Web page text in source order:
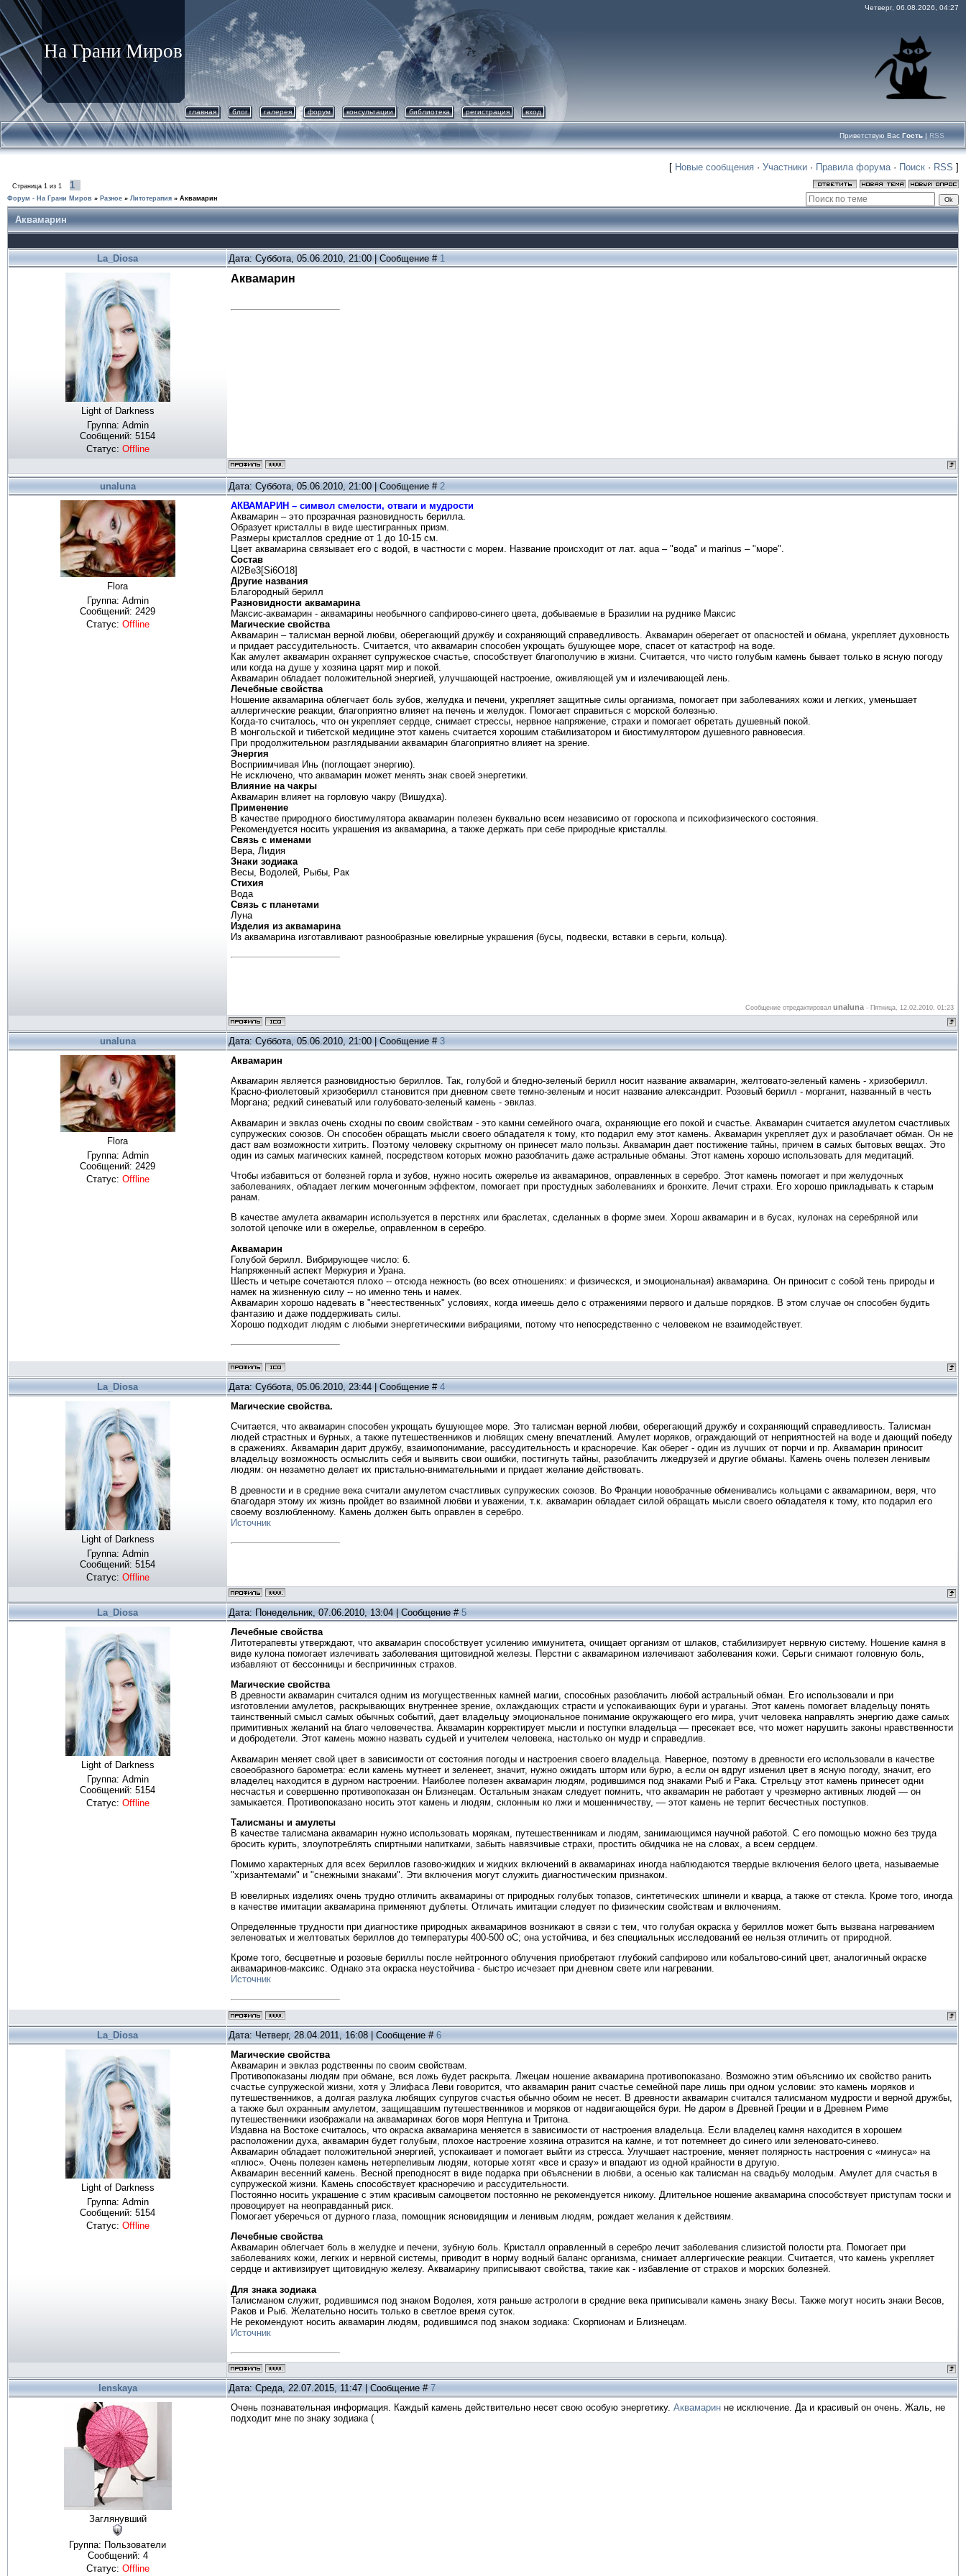
На Грани Миров
Четверг, 06.08.2026, 04:27
главная блог галерея форум консультации библиотека регистрация вход
Приветствую Вас Гость | RSS
[ Новые сообщения · Участники · Правила форума· Поиск · RSS ]
Страница 1 из 1 1
Форум - На Грани Миров » Разное » Литотерапия » Аквамарин
Аквамарин
La_Diosa Дата: Суббота, 05.06.2010, 21:00 | Сообщение # 1
Light of Darkness
Группа: Admin
Сообщений: 5154
Статус: Offline
Аквамарин
unaluna Дата: Суббота, 05.06.2010, 21:00 | Сообщение # 2
Flora
Группа: Admin
Сообщений: 2429
Статус: Offline
АКВАМАРИН – символ смелости, отваги и мудрости
Аквамарин – это прозрачная разновидность берилла.
Образует кристаллы в виде шестигранных призм.
Размеры кристаллов средние от 1 до 10-15 см.
Цвет аквамарина связывает его с водой, в частности с морем. Название происходит от лат. aqua – "вода" и marinus – "море".
Состав
Al2Be3[Si6O18]
Другие названия
Благородный берилл
Разновидности аквамарина
Максис-аквамарин - аквамарины необычного сапфирово-синего цвета, добываемые в Бразилии на руднике Максис
Магические свойства
Аквамарин – талисман верной любви, оберегающий дружбу и сохраняющий справедливость. Аквамарин оберегает от опасностей и обмана, укрепляет духовность
и придает рассудительность. Считается, что аквамарин способен укрощать бушующее море, спасет от катастроф на воде.
Как амулет аквамарин охраняет супружеское счастье, способствует благополучию в жизни. Считается, что чисто голубым камень бывает только в ясную погоду
или когда на душе у хозяина царят мир и покой.
Аквамарин обладает положительной энергией, улучшающей настроение, оживляющей ум и излечивающей лень.
Лечебные свойства
Ношение аквамарина облегчает боль зубов, желудка и печени, укрепляет защитные силы организма, помогает при заболеваниях кожи и легких, уменьшает
аллергические реакции, благоприятно влияет на печень и желудок. Помогает справиться с морской болезнью.
Когда-то считалось, что он укрепляет сердце, снимает стрессы, нервное напряжение, страхи и помогает обретать душевный покой.
В монгольской и тибетской медицине этот камень считается хорошим стабилизатором и биостимулятором душевного равновесия.
При продолжительном разглядывании аквамарин благоприятно влияет на зрение.
Энергия
Восприимчивая Инь (поглощает энергию).
Не исключено, что аквамарин может менять знак своей энергетики.
Влияние на чакры
Аквамарин влияет на горловую чакру (Вишудха).
Применение
В качестве природного биостимулятора аквамарин полезен буквально всем независимо от гороскопа и психофизического состояния.
Рекомендуется носить украшения из аквамарина, а также держать при себе природные кристаллы.
Связь с именами
Вера, Лидия
Знаки зодиака
Весы, Водолей, Рыбы, Рак
Стихия
Вода
Связь с планетами
Луна
Изделия из аквамарина
Из аквамарина изготавливают разнообразные ювелирные украшения (бусы, подвески, вставки в серьги, кольца).
Сообщение отредактировал unaluna - Пятница, 12.02.2010, 01:23
unaluna Дата: Суббота, 05.06.2010, 21:00 | Сообщение # 3
Flora
Группа: Admin
Сообщений: 2429
Статус: Offline
Аквамарин
Аквамарин является разновидностью бериллов. Так, голубой и бледно-зеленый берилл носит название аквамарин, желтовато-зеленый камень - хризоберилл.
Красно-фиолетовый хризоберилл становится при дневном свете темно-зеленым и носит название александрит. Розовый берилл - морганит, названный в честь
Моргана; редкий синеватый или голубовато-зеленый камень - эвклаз.
Аквамарин и эвклаз очень сходны по своим свойствам - это камни семейного очага, охраняющие его покой и счастье. Аквамарин считается амулетом счастливых
супружеских союзов. Он способен обращать мысли своего обладателя к тому, кто подарил ему этот камень. Аквамарин укрепляет дух и разоблачает обман. Он не
даст вам возможности хитрить. Поэтому человеку скрытному он принесет мало пользы. Аквамарин дает постижение тайны, причем в самых бытовых вещах. Это
один из самых магических камней, посредством которых можно разоблачить даже астральные обманы. Этот камень хорошо использовать для медитаций.
Чтобы избавиться от болезней горла и зубов, нужно носить ожерелье из аквамаринов, оправленных в серебро. Этот камень помогает и при желудочных
заболеваниях, обладает легким мочегонным эффектом, помогает при простудных заболеваниях и бронхите. Лечит страхи. Его хорошо прикладывать к старым
ранам.
В качестве амулета аквамарин используется в перстнях или браслетах, сделанных в форме змеи. Хорош аквамарин и в бусах, кулонах на серебряной или
золотой цепочке или в ожерелье, оправленном в серебро.
Аквамарин
Голубой берилл. Вибрирующее число: 6.
Напряженный аспект Меркурия и Урана.
Шесть и четыре сочетаются плохо -- отсюда нежность (во всех отношениях: и физическся, и эмоциональная) аквамарина. Он приносит с собой тень природы и
намек на жизненную силу -- но именно тень и намек.
Аквамарин хорошо надевать в "неестественных" условиях, когда имеешь дело с отражениями первого и дальше порядков. В этом случае он способен будить
фантазию и даже поддерживать силы.
Хорошо подходит людям с любыми энергетическими вибрациями, потому что непосредственно с человеком не взаимодействует.
La_Diosa Дата: Суббота, 05.06.2010, 23:44 | Сообщение # 4
Light of Darkness
Группа: Admin
Сообщений: 5154
Статус: Offline
Магические свойства.
Считается, что аквамарин способен укрощать бушующее море. Это талисман верной любви, оберегающий дружбу и сохраняющий справедливость. Талисман
людей страстных и бурных, а также путешественников и любящих смену впечатлений. Амулет моряков, ограждающий от неприятностей на воде и дающий победу
в сражениях. Аквамарин дарит дружбу, взаимопонимание, рассудительность и красноречие. Как оберег - один из лучших от порчи и пр. Аквамарин приносит
владельцу возможность осмыслить себя и выявить свои ошибки, постигнуть тайны, разоблачить лжедрузей и другие обманы. Камень очень полезен ленивым
людям: он незаметно делает их пристально-внимательными и придает желание действовать.
В древности и в средние века считали амулетом счастливых супружеских союзов. Во Франции новобрачные обменивались кольцами с аквамарином, веря, что
благодаря этому их жизнь пройдет во взаимной любви и уважении, т.к. аквамарин обладает силой обращать мысли своего обладателя к тому, кто подарил его
своему возлюбленному. Камень должен быть оправлен в серебро.
Источник
La_Diosa Дата: Понедельник, 07.06.2010, 13:04 | Сообщение # 5
Light of Darkness
Группа: Admin
Сообщений: 5154
Статус: Offline
Лечебные свойства
Литотерапевты утверждают, что аквамарин способствует усилению иммунитета, очищает организм от шлаков, стабилизирует нервную систему. Ношение камня в
виде кулона помогает излечивать заболевания щитовидной железы. Перстни с аквамарином излечивают заболевания кожи. Серьги снимают головную боль,
избавляют от бессонницы и беспричинных страхов.
Магические свойства
В древности аквамарин считался одним из могущественных камней магии, способных разоблачить любой астральный обман. Его использовали и при
изготовлении амулетов, раскрывающих внутреннее зрение, охлаждающих страсти и успокаивающих бури и ураганы. Этот камень помогает владельцу понять
таинственный смысл самых обычных событий, дает владельцу эмоциональное понимание окружающего его мира, учит человека направлять энергию даже самых
примитивных желаний на благо человечества. Аквамарин корректирует мысли и поступки владельца — пресекает все, что может нарушить законы нравственности
и добродетели. Этот камень можно назвать судьей и учителем человека, настолько он мудр и справедлив.
Аквамарин меняет свой цвет в зависимости от состояния погоды и настроения своего владельца. Наверное, поэтому в древности его использовали в качестве
своеобразного барометра: если камень мутнеет и зеленеет, значит, нужно ожидать шторм или бурю, а если он вдруг изменил цвет в ясную погоду, значит, его
владелец находится в дурном настроении. Наиболее полезен аквамарин людям, родившимся под знаками Рыб и Рака. Стрельцу этот камень принесет одни
несчастья и совершенно противопоказан он Близнецам. Остальным знакам следует помнить, что аквамарин не работает у чрезмерно активных людей — он
замыкается. Противопоказано носить этот камень и людям, склонным ко лжи и мошенничеству, — этот камень не терпит бесчестных поступков.
Талисманы и амулеты
В качестве талисмана аквамарин нужно использовать морякам, путешественникам и людям, занимающимся научной работой. С его помощью можно без труда
бросить курить, злоупотреблять спиртными напитками, забыть навязчивые страхи, простить обидчика не на словах, а всем сердцем.
Помимо характерных для всех бериллов газово-жидких и жидких включений в аквамаринах иногда наблюдаются твердые включения белого цвета, называемые
"хризантемами" и "снежными знаками". Эти включения могут служить диагностическим признаком.
В ювелирных изделиях очень трудно отличить аквамарины от природных голубых топазов, синтетических шпинели и кварца, а также от стекла. Кроме того, иногда
в качестве имитации аквамарина применяют дублеты. Отличать имитации следует по физическим свойствам и включениям.
Определенные трудности при диагностике природных аквамаринов возникают в связи с тем, что голубая окраска у бериллов может быть вызвана нагреванием
зеленоватых и желтоватых бериллов до температуры 400-500 oС; она устойчива, и без специальных исследований ее нельзя отличить от природной.
Кроме того, бесцветные и розовые бериллы после нейтронного облучения приобретают глубокий сапфирово или кобальтово-синий цвет, аналогичный окраске
аквамаринов-максикс. Однако эта окраска неустойчива - быстро исчезает при дневном свете или нагревании.
Источник
La_Diosa Дата: Четверг, 28.04.2011, 16:08 | Сообщение # 6
Light of Darkness
Группа: Admin
Сообщений: 5154
Статус: Offline
Магические свойства
Аквамарин и эвклаз родственны по своим свойствам.
Противопоказаны людям при обмане, вся ложь будет раскрыта. Лжецам ношение аквамарина противопоказано. Возможно этим объяснимо их свойство ранить
счастье супружеской жизни, хотя у Элифаса Леви говорится, что аквамарин ранит счастье семейной паре лишь при одном условии: это камень моряков и
путешественников, а долгая разлука любящих супругов счастья обычно обоим не несет. В древности аквамарин считался талисманом мудрости и верной дружбы,
а также был охранным амулетом, защищавшим путешественников и моряков от надвигающейся бури. Не даром в Древней Греции и в Древнем Риме
путешественники изображали на аквамаринах богов моря Нептуна и Тритона.
Издавна на Востоке считалось, что окраска аквамарина меняется в зависимости от настроения владельца. Если владелец камня находится в хорошем
расположении духа, аквамарин будет голубым, плохое настроение хозяина отразится на камне, и тот потемнеет до синего или зеленовато-синево.
Аквамарин обладает положительной энергией, успокаивает и помогает выйти из стресса. Улучшает настроение, меняет полярность настроения с «минуса» на
«плюс». Очень полезен камень нетерпеливым людям, которые хотят «все и сразу» и впадают из одной крайности в другую.
Аквамарин весенний камень. Весной преподносят в виде подарка при объяснении в любви, а осенью как талисман на свадьбу молодым. Амулет для счастья в
супружеской жизни. Камень способствует красноречию и рассудительности.
Постоянно носить украшение с этим красивым самоцветом постоянно не рекомендуется никому. Длительное ношение аквамарина способствует приступам тоски и
провоцирует на неоправданный риск.
Помогает уберечься от дурного глаза, помощник ясновидящим и ленивым людям, рождает желания к действиям.
Лечебные свойства
Аквамарин облегчает боль в желудке и печени, зубную боль. Кристалл оправленный в серебро лечит заболевания слизистой полости рта. Помогает при
заболеваниях кожи, легких и нервной системы, приводит в норму водный баланс организма, снимает аллергические реакции. Считается, что камень укрепляет
сердце и активизирует щитовидную железу. Аквамарину приписывают свойства, такие как - избавление от страхов и морских болезней.
Для знака зодиака
Талисманом служит, родившимся под знаком Водолея, хотя раньше астрологи в средние века приписывали камень знаку Весы. Также могут носить знаки Весов,
Раков и Рыб. Желательно носить только в светлое время суток.
Не рекомендуют носить аквамарин людям, родившимся под знаком зодиака: Скорпионам и Близнецам.
Источник
lenskaya Дата: Среда, 22.07.2015, 11:47 | Сообщение # 7
Заглянувший
Группа: Пользователи
Сообщений: 4
Статус: Offline
Очень познавательная информация. Каждый камень действительно несет свою особую энергетику. Аквамарин не исключение. Да и красивый он очень. Жаль, не
подходит мне по знаку зодиака (